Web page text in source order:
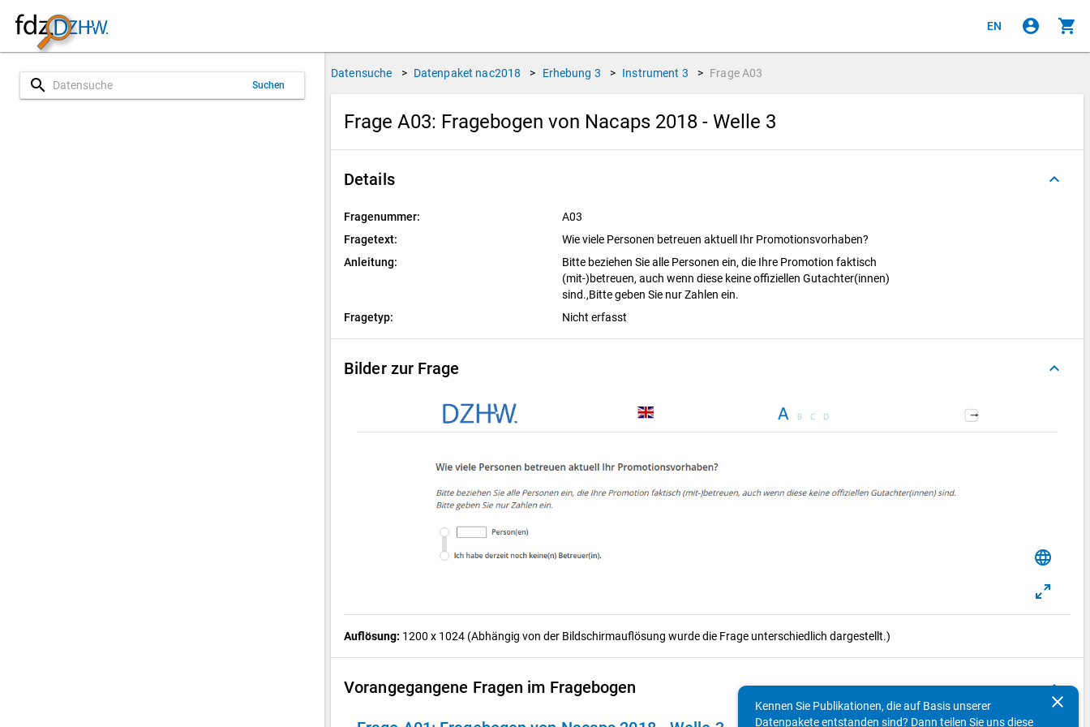
EN account_circle shopping_cart
search Suchen
Datensuche > Datenpaket nac2018 > Erhebung 3 > Instrument 3 > Frage A03
Frage A03: Fragebogen von Nacaps 2018 - Welle 3
Details keyboard_arrow_up
Fragenummer:
A03
Fragetext:
Wie viele Personen betreuen aktuell Ihr Promotionsvorhaben?
Anleitung:
Bitte beziehen Sie alle Personen ein, die Ihre Promotion faktisch
(mit-)betreuen, auch wenn diese keine offiziellen Gutachter(innen)
sind.,Bitte geben Sie nur Zahlen ein.
Fragetyp:
Nicht erfasst
Bilder zur Frage keyboard_arrow_up
language
Auflösung: 1200 x 1024 (Abhängig von der Bildschirmauflösung wurde die Frage unterschiedlich dargestellt.)
Vorangegangene Fragen im Fragebogen keyboard_arrow_up
clear
Kennen Sie Publikationen, die auf Basis unserer
Datenpakete entstanden sind? Dann teilen Sie uns diese